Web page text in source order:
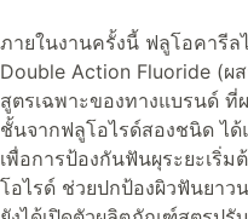
ภายในงานครั้งนี้ ฟลูโอคารีล
Double Action Fluoride (ผ
สูตรเฉพาะของทางแบรนด์ ที่
ชั้นจากฟลูโอไรด์สองชนิด ได้
เพื่อการป้องกันฟันผุระยะเริ่
โอไรด์ ช่วยปกป้องผิวฟันยาว